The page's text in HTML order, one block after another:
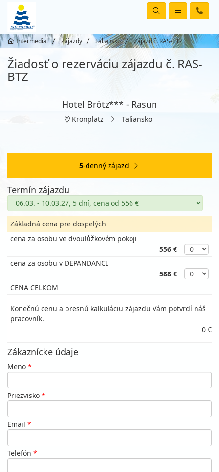
Intermedial Zájazdy Taliansko Zájazd č. RAS-BTZ
Žiadosť o rezerváciu zájazdu č. RAS-
BTZ
Hotel Brötz*** - Rasun
Kronplatz Taliansko
5-denný zájazd
Termín zájazdu
Základná cena pre dospelých
cena za osobu ve dvoulůžkovém pokoji
556 €
cena za osobu v DEPANDANCI
588 €
CENA CELKOM
Konečnú cenu a presnú kalkuláciu zájazdu Vám potvrdí náš
pracovník.
0 €
Zákaznícke údaje
Meno *
Priezvisko *
Email *
Telefón *